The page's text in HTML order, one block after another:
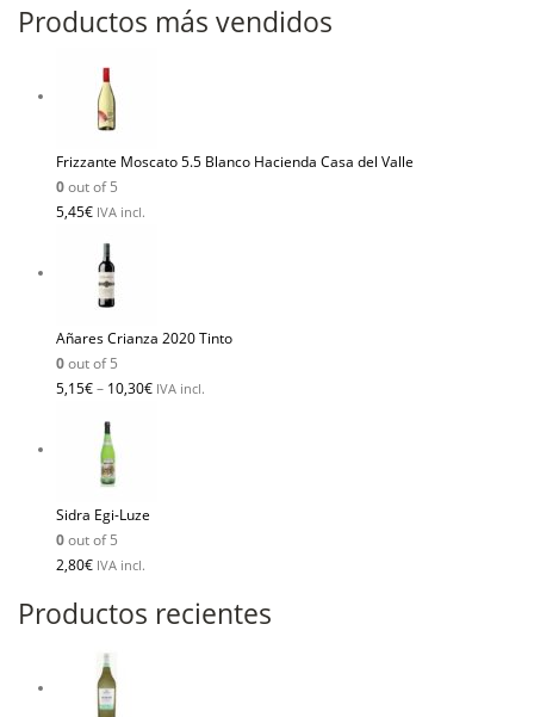
Productos más vendidos
Frizzante Moscato 5.5 Blanco Hacienda Casa del Valle
0out of 5
5,45€ IVA incl.
Añares Crianza 2020 Tinto
0out of 5
5,15€– 10,30€ IVA incl.
Sidra Egi-Luze
0out of 5
2,80€ IVA incl.
Productos recientes